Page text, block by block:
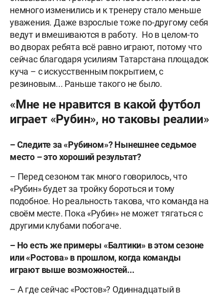
немного изменились и к тренеру стало меньше
уважения. Даже взрослые тоже по-другому себя
ведут и вмешиваются в работу. Но в целом-то
во дворах ребята всё равно играют, потому что
сейчас благодаря усилиям Татарстана площадок
куча – с искусственным покрытием, с
резиновым... Раньше такого не было.
«Мне не нравится в какой футбол
играет «Рубин», но таковы реалии»
– Следите за «Рубином»? Нынешнее седьмое
место – это хороший результат?
– Перед сезоном так много говорилось, что
«Рубин» будет за тройку бороться и тому
подобное. Но реальность такова, что команда на
своём месте. Пока «Рубин» не может тягаться с
другими клубами побогаче.
– Но есть же примеры «Балтики» в этом сезоне
или «Ростова» в прошлом, когда команды
играют выше возможностей...
– А где сейчас «Ростов»? Одиннадцатый в